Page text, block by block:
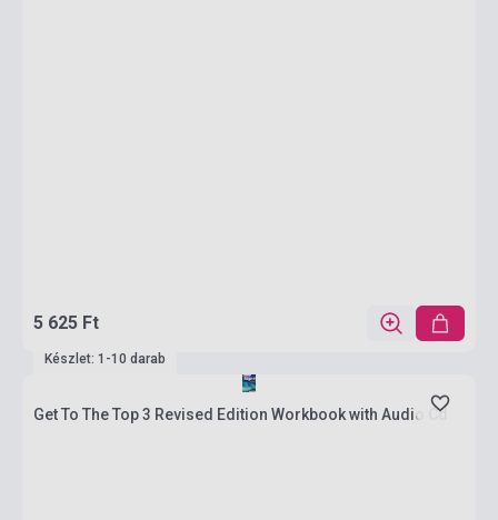
5 625 Ft
Készlet: 1-10 darab
Get To The Top 3 Revised Edition Workbook with Audio Cd